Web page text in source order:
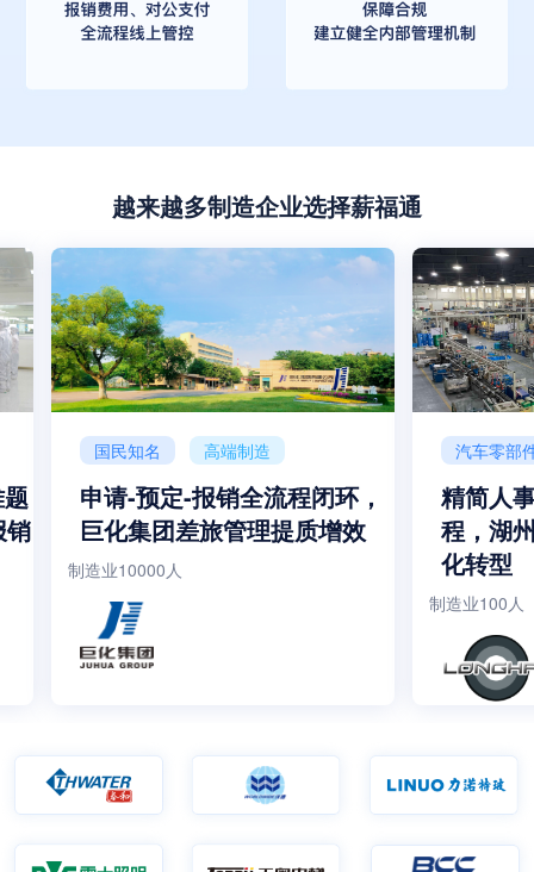
越来越多制造企业选择薪福通
销
国民知名
高端制造
集团企业
申请-预定-报销全流程闭环，
巨化集团差旅管理提质增效
制造业10000人
汽车零部
精简人
程，湖
化转型
制造业100人